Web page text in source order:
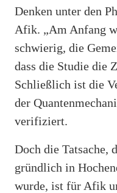
Denken unter den
Afik. „Am Anfang
schwierig, die
dass die Studie die
Schließlich ist die
der
verifiziert.
Doch die Tatsache,
gründlich in
wurde, ist für Afik